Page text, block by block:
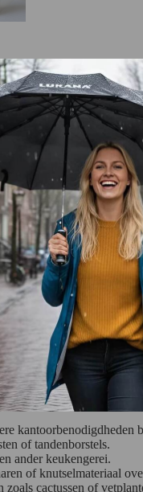
Beoordelingen (0)
Praktisch
functionaliteit en
inzetbaar en een
maken het een must-
afbreekbaar
eigentijdse uitstraling die
ruimte in, terwijl je
kantoorbenodigdheden
of tandenborstels.
ander keukengerei.
of knutselmateriaal
cactussen of